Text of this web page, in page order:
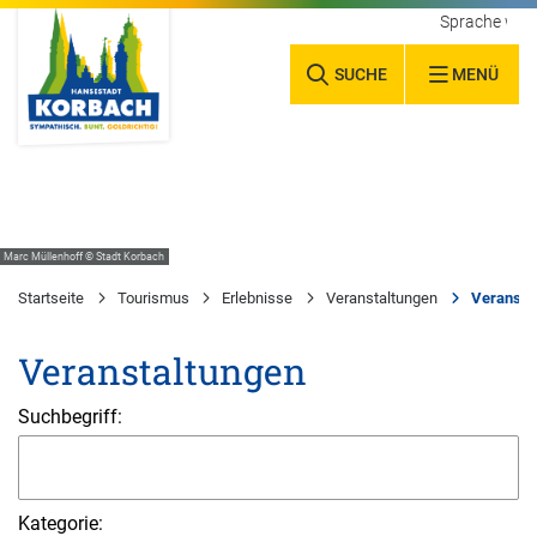
SUCHE MENÜ
Sprache
Marc Müllenhoff © Stadt Korbach
Startseite Tourismus Erlebnisse Veranstaltungen
Veranstaltungen
Suchbegriff:
Kategorie: